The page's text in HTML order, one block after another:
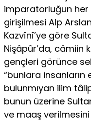
imparatorluğun her
girişilmesi Alp
Kazvînî’ye göre
Nişâpûr’da, câmiin
gençleri görünce
“bunlara insanların
bulunmıyan ilim
bunun üzerine
ve maaş